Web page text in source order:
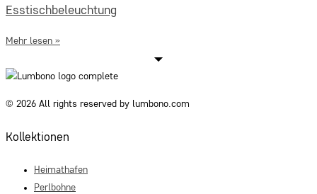
Esstischbeleuchtung
Mehr lesen »
© 2026 All rights reserved by lumbono.com
Kollektionen
Heimathafen
Perlbohne